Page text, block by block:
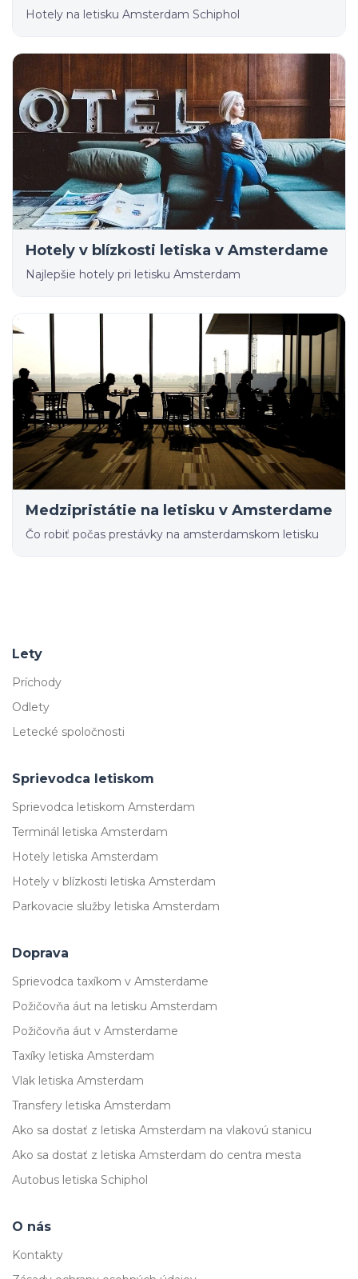
Hotely na letisku Amsterdam Schiphol
Hotely v blízkosti letiska v Amsterdame
Najlepšie hotely pri letisku Amsterdam
Medzipristátie na letisku v Amsterdame
Čo robiť počas prestávky na amsterdamskom letisku
Lety
Príchody
Odlety
Letecké spoločnosti
Sprievodca letiskom
Sprievodca letiskom Amsterdam
Terminál letiska Amsterdam
Hotely letiska Amsterdam
Hotely v blízkosti letiska Amsterdam
Parkovacie služby letiska Amsterdam
Doprava
Sprievodca taxíkom v Amsterdame
Požičovňa áut na letisku Amsterdam
Požičovňa áut v Amsterdame
Taxíky letiska Amsterdam
Vlak letiska Amsterdam
Transfery letiska Amsterdam
Ako sa dostať z letiska Amsterdam na vlakovú stanicu
Ako sa dostať z letiska Amsterdam do centra mesta
Autobus letiska Schiphol
O nás
Kontakty